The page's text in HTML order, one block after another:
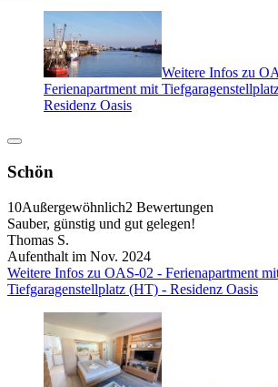
Weitere Infos zu
Ferienapartment mit
Residenz Oasis
Schön
10Außergewöhnlich2 Bewertungen
Sauber, günstig und gut gelegen!
Thomas S.
Aufenthalt im Nov. 2024
Weitere Infos zu OAS-02 - Ferienapartment
Tiefgaragenstellplatz (HT) - Residenz Oasis